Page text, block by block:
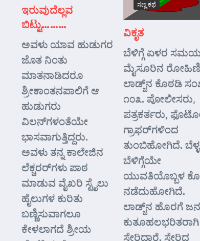
ಇರುವುದೆಲ್ಲವ
ಬಿಟ್ಟು………
ಅವಳು ಯಾವ ಹುಡುಗರ
ಜೊತ ನಿಂತು
ಮಾತನಾಡಿದರೂ
ಶ್ರೀಕಾಂತನಪಾಲಿಗೆ ಆ
ಹುಡುಗರು
ವಿಲನ್‌ಗಳಂತೆಯೇ
ಭಾಸವಾಗುತ್ತಿದ್ದರು.
ಅವಳು ತನ್ನ ಕಾಲೇಜಿನ
ಲೆಕ್ಚರರ್‌ಗಳು ಪಾಠ
ಮಾಡುವ ವೈಖರಿ ಸ್ಟೈಲು
ಹೈಲುಗಳ ಕುರಿತು
ಬಣ್ಣಿಸುವಾಗಲೂ
ಕೇಳಲಾಗದೆ ಶ್ರೀಯ
ಸಣ್ಣ ಕಥೆ
ವಿಕೃತ
ಬೆಳಿಗ್ಗೆ ಏಳರ ಸಮಯ
ಮೈಸೂರಿನ ರೋಹಿಣಿ
ಲಾಡ್ಜ್‌ನ ಕೊಠಡಿ
೧೦೩. ಪೋಲೀಸರು,
ಪತ್ರಕರ್ತರು,
ಗ್ರಾಫರ್‌ಗಳಿಂದ
ತುಂಬಿಹೋಗಿದೆ.
ಬೆಳಿಗ್ಗೆಯೇ
ಯುವತಿಯೊಬ್ಬಳ
ನಡೆದುಹೋಗಿದೆ.
ಲಾಡ್ಜ್‌ನ ಹೊರಗೆ
ಕುತೂಹಲಭರಿತರಾಗಿ
ಸೇರಿದ್ದಾರೆ. ಸೇರಿದ್ದ